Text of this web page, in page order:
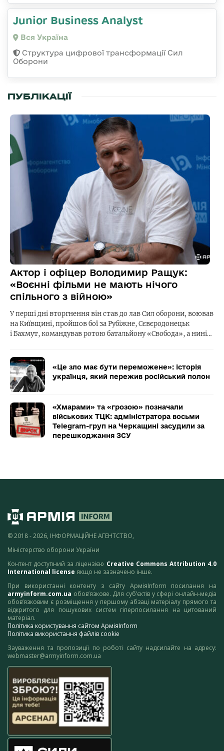
Junior Business Analyst
Вся Україна
Структура цифрової трансформації Сил
Оборони
ПУБЛІКАЦІЇ
Актор і офіцер Володимир Ращук:
«Воєнні фільми не мають нічого
спільного з війною»
У перші дні вторгнення він став до лав Сил оборони, воював
на Київщині, пройшов бої за Рубіжне, Сєвєродонецьк
і Бахмут, командував ротою батальйону «Свобода», а нині…
«Це зло має бути переможене»: історія
українця, який пережив російський полон
«Хмарами» та «грозою» позначали
військових ТЦК: адміністратора восьми
Telegram-груп на Черкащині засудили за
перешкоджання ЗСУ
© 2018 - 2026, ІНФОРМАЦІЙНЕ АГЕНТСТВО,
Міністерство оборони України
Контент доступний за ліцензією Creative Commons Attribution 4.0
International license якщо не зазначено інше.
При використанні контенту з сайту АрміяInform посилання на
armyinform.com.ua обов’язкове. Для суб’єктів у сфері онлайн-медіа
обов’язковим є розміщення у першому абзаці матеріалу прямого та
відкритого для пошукових систем гіперпосилання на цитований
матеріал.
Політика користування сайтом АрміяInform
Політика використання файлів cookie
Зауваження та пропозиції по роботі сайту надсилайте на адресу:
webmaster@armyinform.com.ua